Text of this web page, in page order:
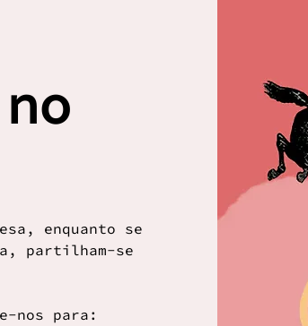
enquanto se
partilham-se
nos para: